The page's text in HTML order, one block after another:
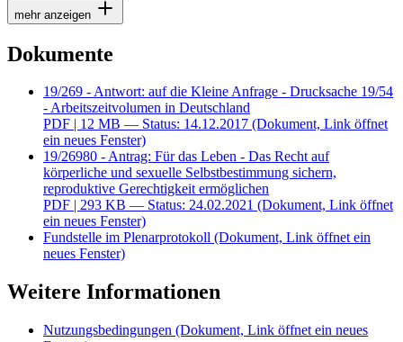
mehr anzeigen
Dokumente
19/269 - Antwort: auf die Kleine Anfrage - Drucksache 19/54
- Arbeitszeitvolumen in Deutschland
PDF | 12 MB — Status: 14.12.2017 (Dokument, Link öffnet
ein neues Fenster)
19/26980 - Antrag: Für das Leben - Das Recht auf
körperliche und sexuelle Selbstbestimmung sichern,
reproduktive Gerechtigkeit ermöglichen
PDF | 293 KB — Status: 24.02.2021 (Dokument, Link öffnet
ein neues Fenster)
Fundstelle im Plenarprotokoll (Dokument, Link öffnet ein
neues Fenster)
Weitere Informationen
Nutzungsbedingungen (Dokument, Link öffnet ein neues